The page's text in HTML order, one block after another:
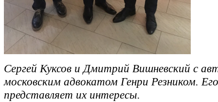
Сергей Куксов и Дмитрий Вишневский с
московским адвокатом Генри Резником.
представляет их интересы.